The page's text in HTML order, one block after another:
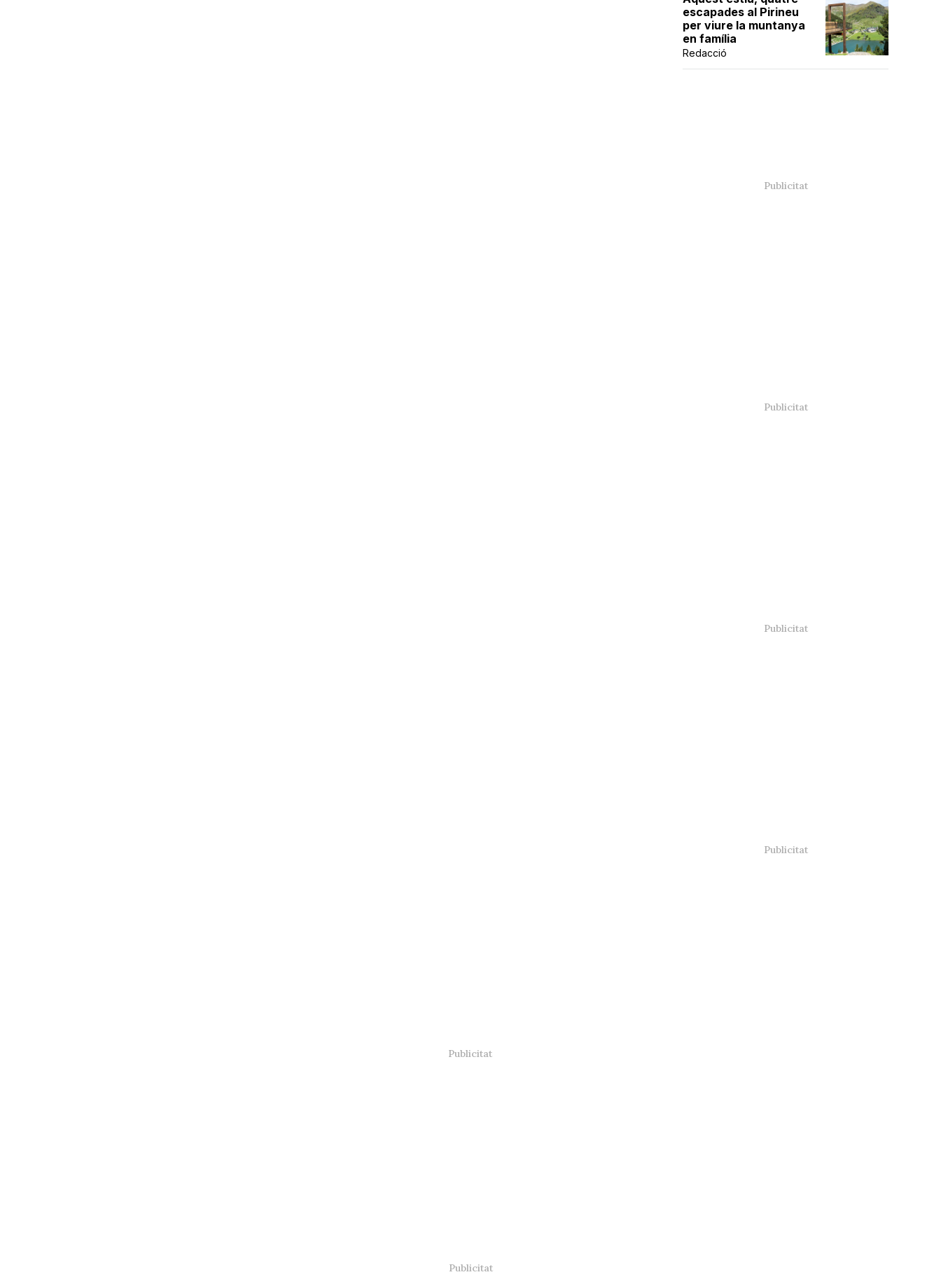
escapades al Pirineu
per viure la muntanya
en família
Redacció